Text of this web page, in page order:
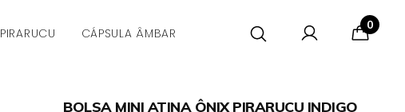
0
PIRARUCU CÁPSULA ÂMBAR
BOLSA MINI ATINA ÔNIX PIRARUCU INDIGO